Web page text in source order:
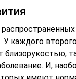
У каждого
близорукостью,
И,